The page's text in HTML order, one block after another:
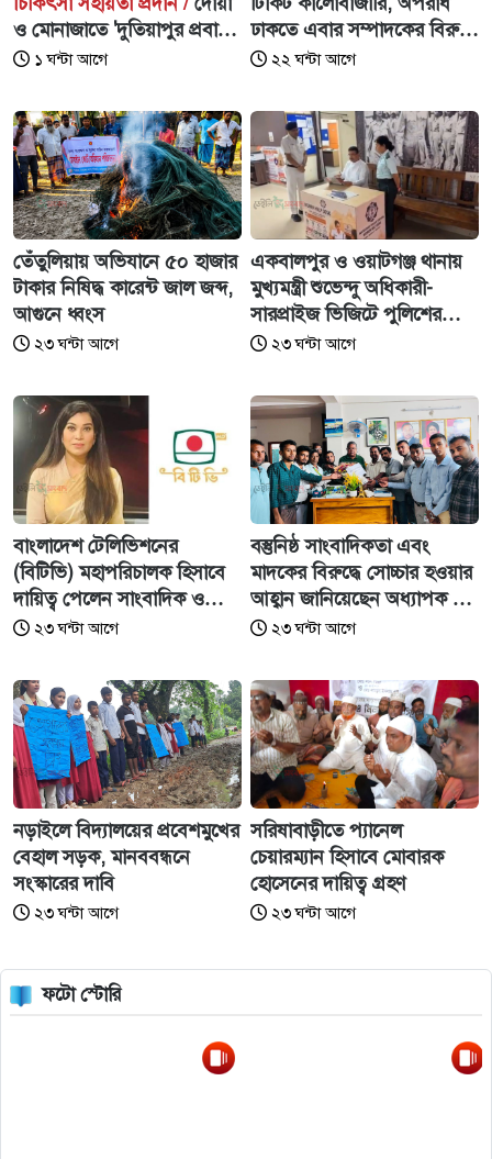
ফটো স্টোরি
ও মোনাজাতে 'দুতিয়াপুর প্রবাসী
কল্যাণ ফাউন্ডেশন'-এর
১ ঘন্টা আগে
ঢাকতে এবার সম্পাদকের বিরুদ্ধে
জিডি২২ ঘন্টা আগে
তেঁতুলিয়ায় অভিযানে ৫০ হাজার
টাকার নিষিদ্ধ কারেন্ট জাল জব্দ,
আগুনে ধ্বংস
২৩ ঘন্টা আগে
একবালপুর ও ওয়াটগঞ্জ থানায়
মুখ্যমন্ত্রী শুভেন্দু অধিকারী-
সারপ্রাইজ ভিজিটে পুলিশের
কাজকর্ম খতিয়ে দেখলেন।
২৩ ঘন্টা আগে
বাংলাদেশ টেলিভিশনের
(বিটিভি) মহাপরিচালক হিসাবে
দায়িত্ব পেলেন সাংবাদিক ও
মিডিয়া ব্যক্তিত্ব মিজ কাজী
২৩ ঘন্টা আগে
বস্তুনিষ্ঠ সাংবাদিকতা এবং
মাদকের বিরুদ্ধে সোচ্চার হওয়ার
আহ্বান জানিয়েছেন অধ্যাপক ডা:
এস এম রফিকুল ইসলাম বাচ্চু।
২৩ ঘন্টা আগে
নড়াইলে বিদ্যালয়ের প্রবেশমুখের
বেহাল সড়ক, মানববন্ধনে
সংস্কারের দাবি
২৩ ঘন্টা আগে
সরিষাবাড়ীতে প্যানেল
চেয়ারম্যান হিসাবে মোবারক
হোসেনের দায়িত্ব গ্রহণ
২৩ ঘন্টা আগে
নিখোঁজ কিশোর